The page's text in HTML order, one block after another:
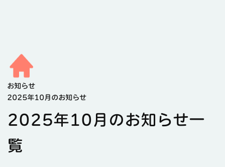
お知らせ
2025年10月のお知らせ
2025年10月のお知らせ一
覧